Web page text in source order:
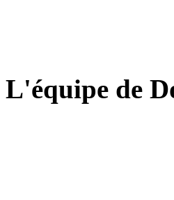
L'équipe de